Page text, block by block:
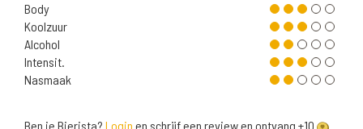
Body
Koolzuur
Alcohol
Intensit.
Nasmaak
Ben je Bierista? Login en schrijf een review en ontvang +10